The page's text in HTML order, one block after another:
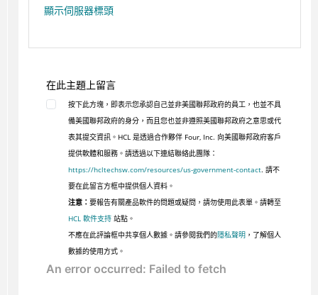
顯示伺服器標頭
在此主題上留言
按下此方塊，即表示您承認自己並非美國聯邦政府的員工，也並不具
備美國聯邦政府的身分，而且您也並非遵照美國聯邦政府之意思或代
表其提交資訊。HCL 是透過合作夥伴 Four, Inc. 向美國聯邦政府客戶
提供軟體和服務。請透過以下連結聯絡此團隊：
https://hcltechsw.com/resources/us-government-contact. 請不
要在此留言方框中提供個人資料。
注意： 要報告有關產品軟件的問題或疑問，請勿使用此表單。請轉至
HCL 軟件支持站點。
不應在此評論框中共享個人數據。請參閱我們的隱私聲明 ，了解個人
數據的使用方式。